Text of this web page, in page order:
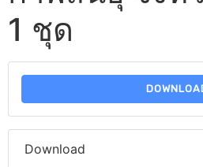
1 ชุด
Download